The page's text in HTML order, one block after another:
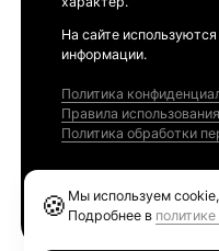
На сайте
информации.
Политика
Правила использования
Политика обработки
🍪 Мы используем
Подробнее в
Ethereum GAS Tracker